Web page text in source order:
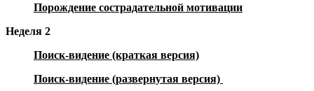
Порождение сострадательной мотивации
Неделя 2
Поиск-видение (краткая версия)
Поиск-видение (развернутая версия)